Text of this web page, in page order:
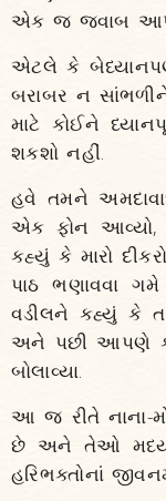
એક જ જવાબ
એટલે કે
બરાબર ન
માટે કોઈને
શકશો નહીં.
હવે તમને
એક ફોન આવ્યો,
કહ્યું કે મારો
પાઠ ભણાવવા
વડીલને કહ્યું કે
અને પછી આપણે
બોલાવ્યા.
આ જ રીતે નાના-
છે અને તેઓ
હરિભક્તોનાં